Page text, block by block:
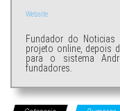
Website
Fundador do
projeto online, depois
para o sistema
fundadores.